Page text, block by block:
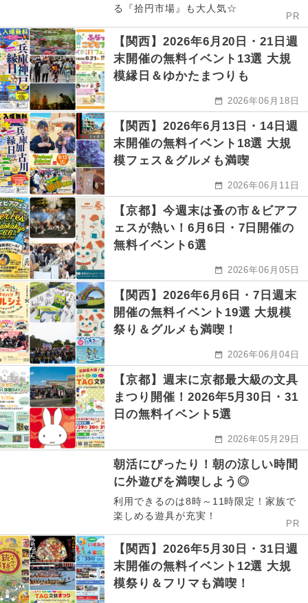
る『拾円市場』も大人気☆
PR
【関西】2026年6月20日・21日週
末開催の無料イベント13選 大規
模縁日＆ゆかたまつりも
2026年06月18日
【関西】2026年6月13日・14日週
末開催の無料イベント18選 大規
模フェス＆グルメも満喫
2026年06月11日
【京都】今週末は蚤の市＆ビアフ
ェスが熱い！6月6日・7日開催の
無料イベント6選
2026年06月05日
【関西】2026年6月6日・7日週末
開催の無料イベント19選 大規模
祭り＆グルメも満喫！
2026年06月04日
【京都】週末に京都最大級の文具
まつり開催！2026年5月30日・31
日の無料イベント5選
2026年05月29日
朝活にぴったり！朝の涼しい時間
に外遊びを満喫しよう◎
利用できるのは8時～11時限定！家族で
楽しめる遊具が充実！
PR
【関西】2026年5月30日・31日週
末開催の無料イベント12選 大規
模祭り＆フリマも満喫！